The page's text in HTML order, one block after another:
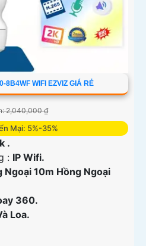
8B4WF WIFI EZVIZ GIÁ RẺ
2,040,000 ₫
Mại: 5%-35%
.
: IP Wifi.
Ngoại 10m Hồng Ngoại
360.
Loa.